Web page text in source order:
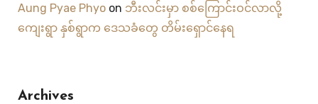
Aung Pyae Phyoon ဘီးလင်းမှာ စစ်ကြောင်းဝင်လာလို့
ကျေးရွာ နှစ်ရွာက ဒေသခံတွေ တိမ်းရှောင်နေရ
Archives